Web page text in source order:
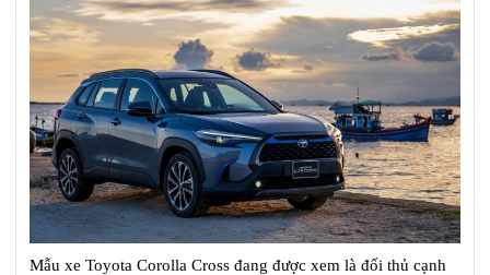
Mẫu xe Toyota Corolla Cross đang được xem là đối thủ cạnh